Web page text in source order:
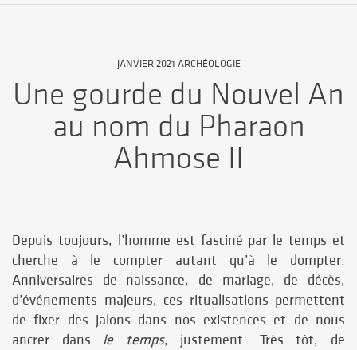
JANVIER 2021 ARCHÉOLOGIE
Une gourde du Nouvel An
au nom du Pharaon
Ahmose II
Depuis toujours, l’homme est fasciné par le temps et
cherche à le compter autant qu’à le dompter.
Anniversaires de naissance, de mariage, de décès,
d’événements majeurs, ces ritualisations permettent
de fixer des jalons dans nos existences et de nous
ancrer dans le temps, justement. Très tôt, de